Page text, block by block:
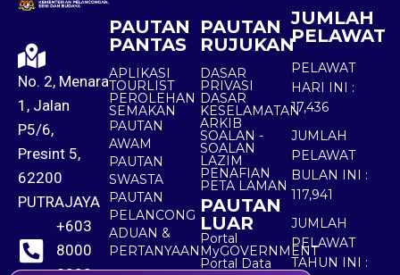
No. 2, Menara
1, Jalan
P5/6,
Presint 5,
62200
PUTRAJAYA
+603
8000
PAUTAN
PANTAS
APLIKASI
TOURLIST
PEROLEHAN
SEMAKAN
PAUTAN
AWAM
PAUTAN
SWASTA
PAUTAN
PELANCONG
ADUAN &
PERTANYAAN
PAUTAN
RUJUKAN
DASAR
PRIVASI
DASAR
KESELAMATAN
ARKIB
SOALAN -
SOALAN
LAZIM
PENAFIAN
PETA LAMAN
PAUTAN
LUAR
Portal
MyGOVERNMENT
Portal Data
JUMLAH
PELAWAT
PELAWAT
HARI INI :
17,436
JUMLAH
PELAWAT
BULAN INI :
117,941
JUMLAH
PELAWAT
TAHUN INI :